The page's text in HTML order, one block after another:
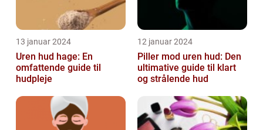
13 januar 2024
Uren hud hage: En
omfattende guide til
hudpleje
12 januar 2024
Piller mod uren hud: Den
ultimative guide til klart
og strålende hud